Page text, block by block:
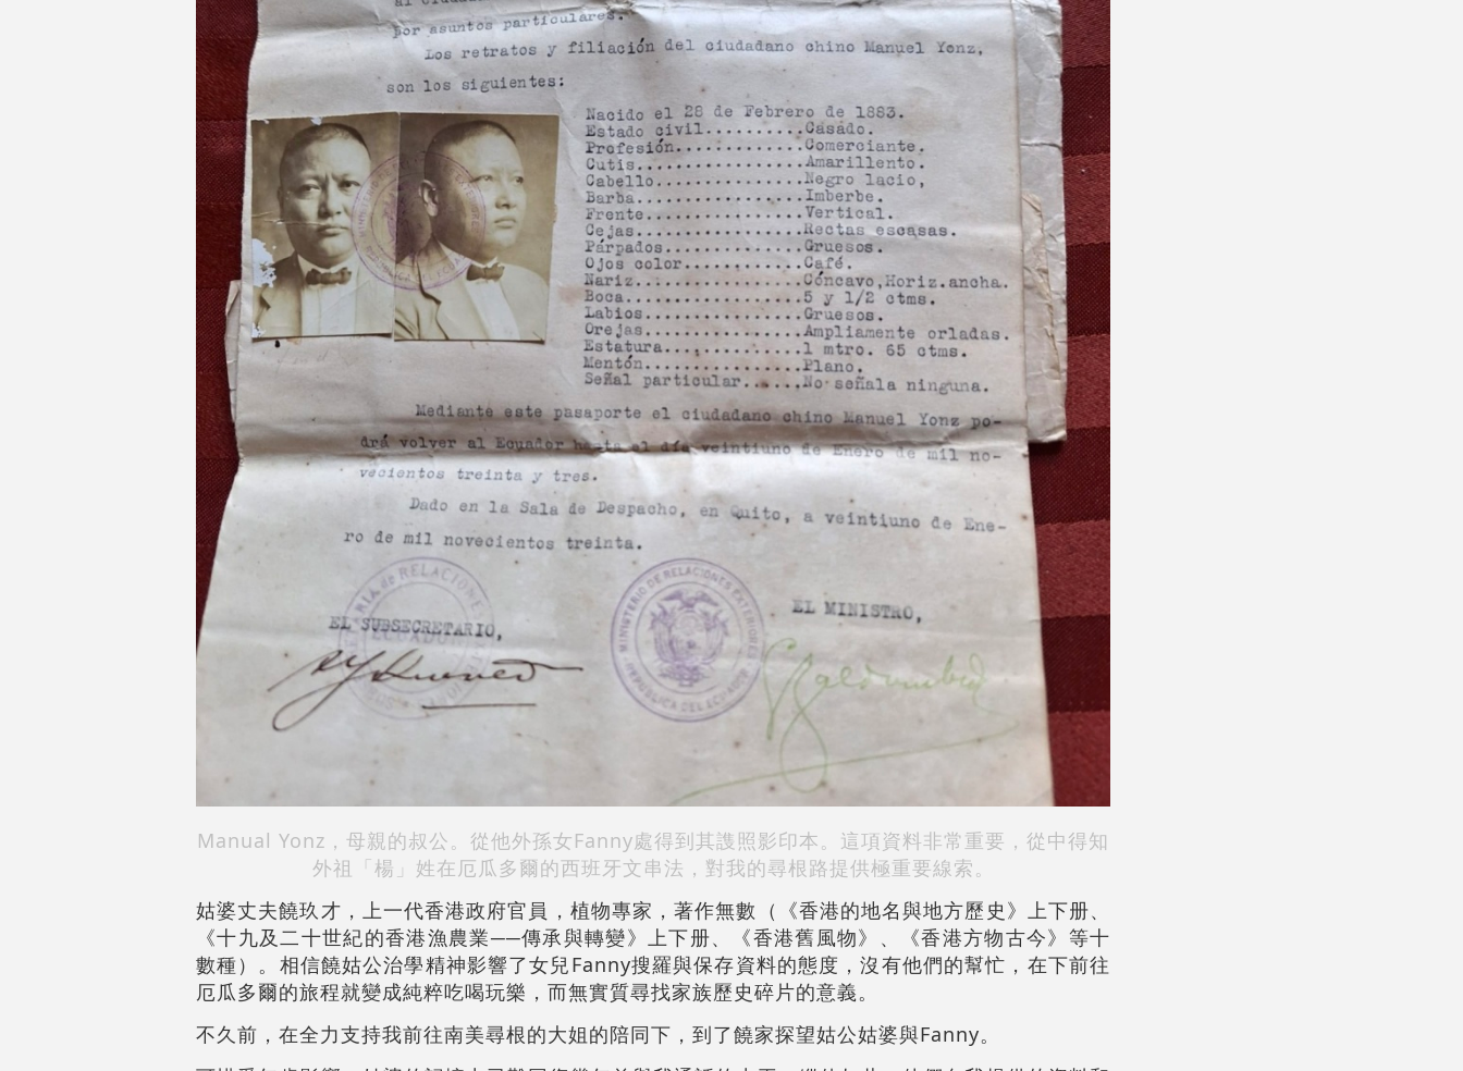
Manual Yonz，母親的叔公。從他外孫女Fanny處得到其謢照影印本。這項資料非常重要，從中得知
外祖「楊」姓在厄瓜多爾的西班牙文串法，對我的尋根路提供極重要線索。
姑婆丈夫饒玖才，上一代香港政府官員，植物專家，著作無數（《香港的地名與地方歷史》上下册、
《十九及二十世紀的香港漁農業──傳承與轉變》上下册、《香港舊風物》、《香港方物古今》等十
數種）。相信饒姑公治學精神影響了女兒Fanny搜羅與保存資料的態度，沒有他們的幫忙，在下前往
厄瓜多爾的旅程就變成純粹吃喝玩樂，而無實質尋找家族歷史碎片的意義。
不久前，在全力支持我前往南美尋根的大姐的陪同下，到了饒家探望姑公姑婆與Fanny。